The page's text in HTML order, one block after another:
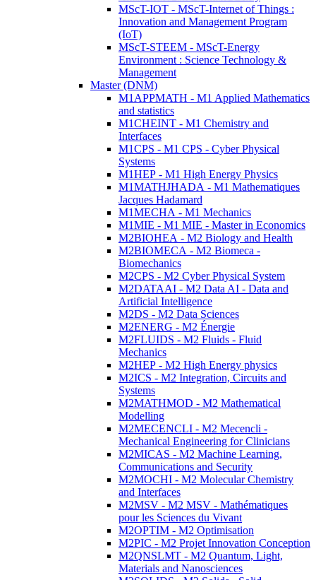
MScT-IOT - MScT-Internet of Things :
Innovation and Management Program
(IoT)
MScT-STEEM - MScT-Energy
Environment : Science Technology &
Management
Master (DNM)
M1APPMATH - M1 Applied Mathematics
and statistics
M1CHEINT - M1 Chemistry and
Interfaces
M1CPS - M1 CPS - Cyber Physical
Systems
M1HEP - M1 High Energy Physics
M1MATHJHADA - M1 Mathematiques
Jacques Hadamard
M1MECHA - M1 Mechanics
M1MIE - M1 MIE - Master in Economics
M2BIOHEA - M2 Biology and Health
M2BIOMECA - M2 Biomeca -
Biomechanics
M2CPS - M2 Cyber Physical System
M2DATAAI - M2 Data AI - Data and
Artificial Intelligence
M2DS - M2 Data Sciences
M2ENERG - M2 Énergie
M2FLUIDS - M2 Fluids - Fluid
Mechanics
M2HEP - M2 High Energy physics
M2ICS - M2 Integration, Circuits and
Systems
M2MATHMOD - M2 Mathematical
Modelling
M2MECENCLI - M2 Mecencli -
Mechanical Engineering for Clinicians
M2MICAS - M2 Machine Learning,
Communications and Security
M2MOCHI - M2 Molecular Chemistry
and Interfaces
M2MSV - M2 MSV - Mathématiques
pour les Sciences du Vivant
M2OPTIM - M2 Optimisation
M2PIC - M2 Projet Innovation Conception
M2QNSLMT - M2 Quantum, Light,
Materials and Nanosciences